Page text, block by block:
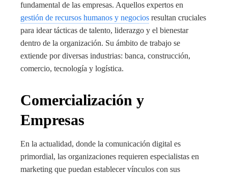
fundamental de las empresas. Aquellos expertos en
gestión de recursos humanos y negocios resultan cruciales
para idear tácticas de talento, liderazgo y el bienestar
dentro de la organización. Su ámbito de trabajo se
extiende por diversas industrias: banca, construcción,
comercio, tecnología y logística.
Comercialización y
Empresas
En la actualidad, donde la comunicación digital es
primordial, las organizaciones requieren especialistas en
marketing que puedan establecer vínculos con sus